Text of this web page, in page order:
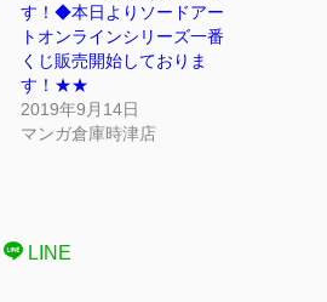
す！◆本日よりソードアー
トオンラインシリーズ一番
くじ販売開始しておりま
す！★★
2019年9月14日
マンガ倉庫時津店
LINE